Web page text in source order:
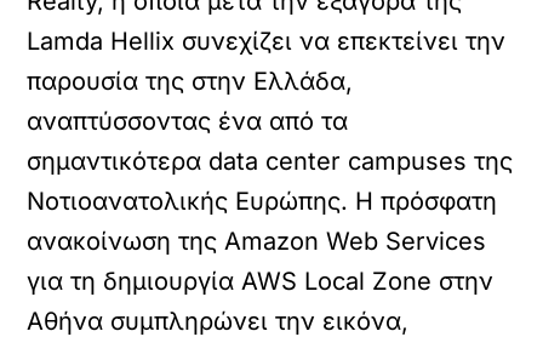
Lamda Hellix συνεχίζει να επεκτείνει την
παρουσία της στην Ελλάδα,
αναπτύσσοντας ένα από τα
σημαντικότερα data center campuses της
Νοτιοανατολικής Ευρώπης. Η πρόσφατη
ανακοίνωση της Amazon Web Services
για τη δημιουργία AWS Local Zone στην
Αθήνα συμπληρώνει την εικόνα,